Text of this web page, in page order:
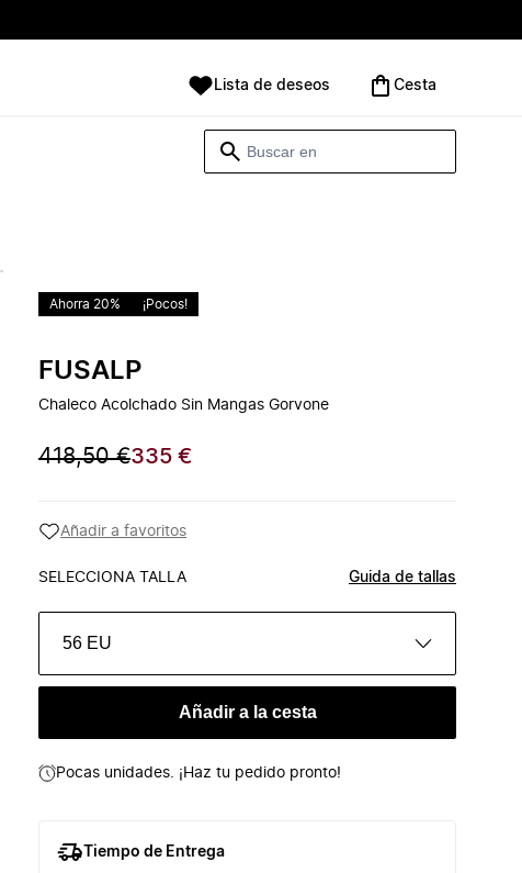
Lista de deseos Cesta
Ahorra 20% ¡Pocos!
FUSALP
Chaleco Acolchado Sin Mangas Gorvone
418,50 €335 €
Añadir a favoritos
SELECCIONA TALLA Guida de tallas
56 EU
Añadir a la cesta
Pocas unidades. ¡Haz tu pedido pronto!
Tiempo de Entrega